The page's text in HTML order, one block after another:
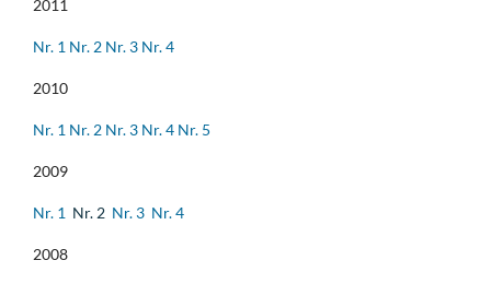
2011
Nr. 1 Nr. 2 Nr. 3 Nr. 4
2010
Nr. 1 Nr. 2 Nr. 3 Nr. 4 Nr. 5
2009
Nr. 1 Nr. 2 Nr. 3 Nr. 4
2008